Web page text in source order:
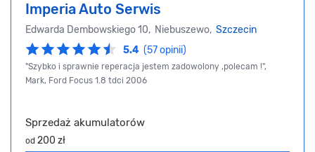
Imperia Auto Serwis
Edwarda Dembowskiego 10, Niebuszewo, Szczecin
5.4 (57 opinii)
"Szybko i sprawnie reperacja jestem zadowolony ,polecam !",
Mark, Ford Focus 1.8 tdci 2006
Sprzedaż akumulatorów
od 200 zł